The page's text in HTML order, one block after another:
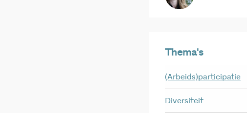
Thema's
(Arbeids)participatie
Diversiteit